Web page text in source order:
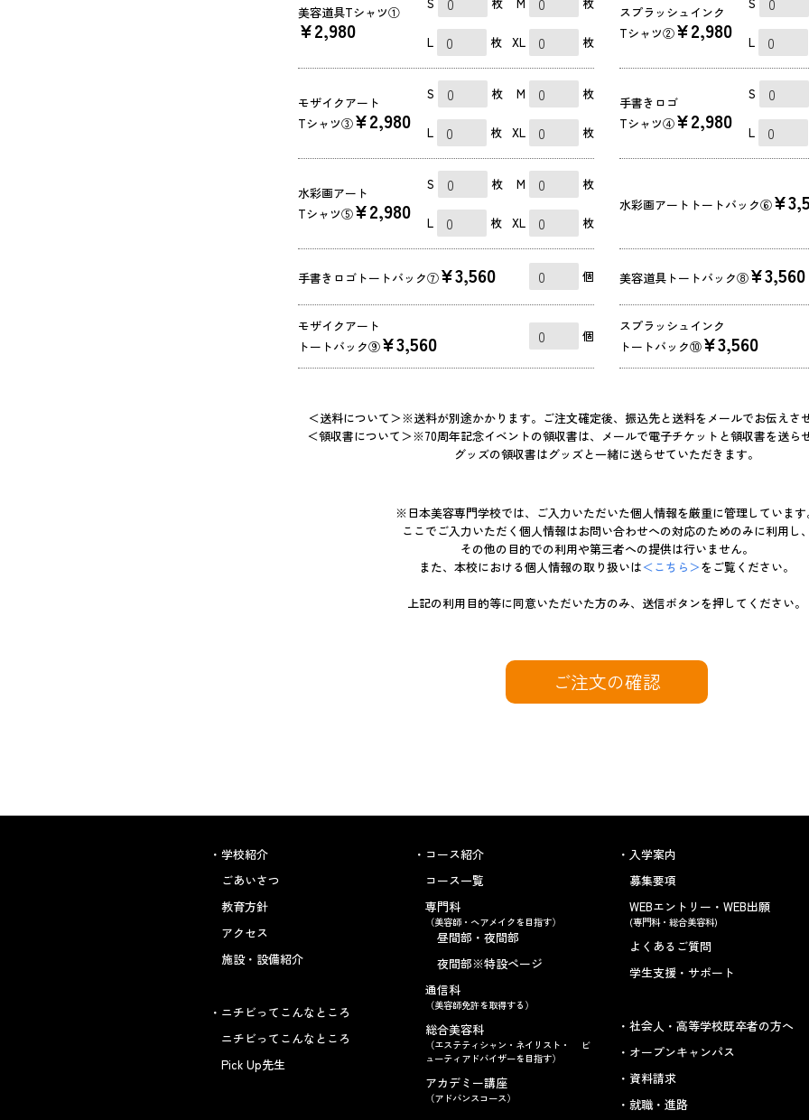
美容道具Tシャツ①
¥2,980 L 枚 XL 枚
スプラッシュインク
Tシャツ②¥2,980 L
モザイクアート
Tシャツ③¥2,980
S 枚 M 枚
L 枚 XL 枚
手書きロゴ
Tシャツ④¥2,980
S
L
水彩画アート
Tシャツ⑤¥2,980
S 枚 M 枚
L 枚 XL 枚
水彩画アートトートバック⑥
手書きロゴトートバック⑦¥3,560 個 美容道具トートバック⑧¥3,560
モザイクアート
トートバック⑨¥3,560 個
スプラッシュインク
トートバック⑩¥3,560
＜送料について＞※送料が別途かかります。ご注文確定後、振込先と送料をメールでお伝えさ
＜領収書について＞※70周年記念イベントの領収書は、メールで電子チケットと領収書を送ら
グッズの領収書はグッズと一緒に送らせていただきます。
※日本美容専門学校では、
ご入力いただいた個人情報を厳重に管理していま
ここでご入力いただく個人情報はお問い合わせへの対応のためのみに利用し
その他の目的での利用や第三者への提供は行いません。
また、本校における個人情報の取り扱いは＜こちら＞をご覧ください。
上記の利用目的等に同意いただいた方のみ、送信ボタンを押してください。
学校紹介
ごあいさつ
教育方針
アクセス
施設・設備紹介
ニチビってこんなところ
ニチビってこんなところ
Pick Up先生
コース紹介
コース一覧
専門科
（美容師・ヘアメイクを目指す）
昼間部・夜間部
夜間部※特設ページ
通信科
（美容師免許を取得する）
総合美容科
（エステティシャン・ネイリスト・ ビ
ューティアドバイザーを目指す）
アカデミー講座
（アドバンスコース）
入学案内
募集要項
WEBエントリー・WEB出願
(専門科・総合美容科)
よくあるご質問
学生支援・サポート
社会人・高等学校既卒者の方へ
オープンキャンパス
資料請求
就職・進路